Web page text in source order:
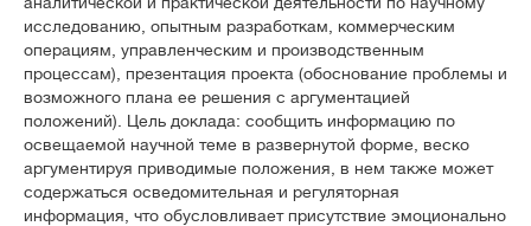
исследованию, опытным разработкам, коммерческим
операциям, управленческим и производственным
процессам), презентация проекта (обоснование проблемы и
возможного плана ее решения с аргументацией
положений). Цель доклада: сообщить информацию по
освещаемой научной теме в развернутой форме, веско
аргументируя приводимые положения, в нем также может
содержаться осведомительная и регуляторная
информация, что обусловливает присутствие эмоционально